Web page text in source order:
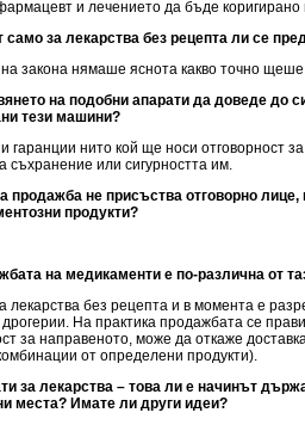
и лечението да бъде коригирано
само за лекарства без рецепта ли се
закона нямаше яснота какво точно
на подобни апарати да доведе до
тези машини?
гаранции нито кой ще носи отговорност
съхранение или сигурността им.
продажба не присъства отговорно
продукти?
на медикаменти е по-различна от
лекарства без рецепта и в момента е
На практика продажбата се
за направеното, може да откаже
от определени продукти).
за лекарства – това ли е начинът
места? Имате ли други идеи?